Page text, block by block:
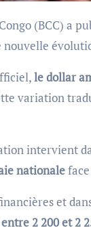
nouvelle
le dollar
variation
intervient
nationale
et
2 200 et 2